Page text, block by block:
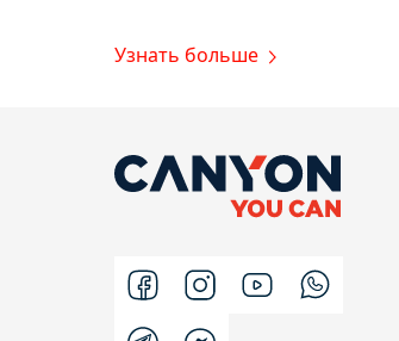
Узнать больше